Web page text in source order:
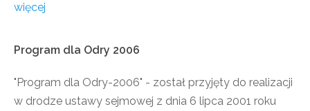
więcej
Program dla Odry 2006
"Program dla Odry-2006" - został przyjęty do realizacji
w drodze ustawy sejmowej z dnia 6 lipca 2001 roku